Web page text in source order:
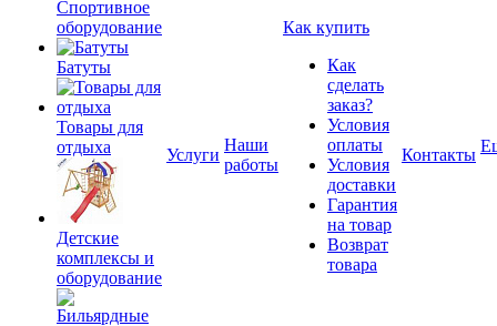
Спортивное
оборудование
Батуты
Товары для
отдыха
Детские
комплексы и
оборудование
Услуги
Наши
работы
Как купить
Как
сделать
заказ?
Условия
оплаты
Условия
доставки
Гарантия
на товар
Возврат
товара
Контакты